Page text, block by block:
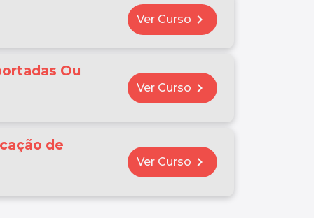
Ver Curso chevron_right
Ou
Ver Curso chevron_right
de
Ver Curso chevron_right